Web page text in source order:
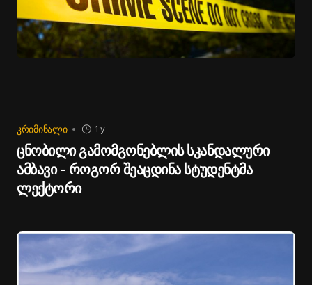
ᲙᲠᲘᲛᲘᲜᲐᲚᲘ 1 y
ცნობილი გამომგონებლის სკანდალური
ამბავი - როგორ შეაცდინა სტუდენტმა
ლექტორი